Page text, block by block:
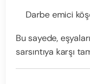
Darbe emici
Bu sayede,
sarsıntıya karşı